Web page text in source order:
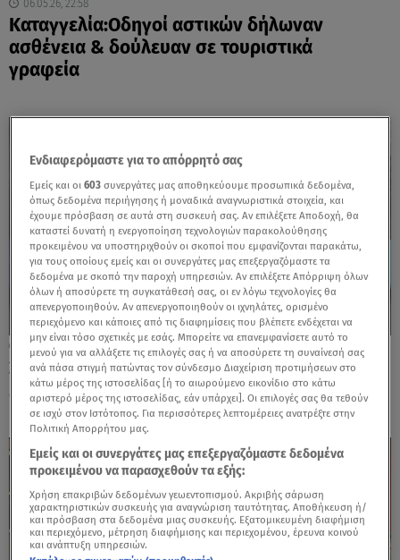
06.05.26, 22:58
Καταγγελία:Οδηγοί αστικών δήλωναν
ασθένεια & δούλευαν σε τουριστικά
γραφεία
27.10.25, 16:55
28η Οκτωβρίου: Πώς θα λειτουργήσουν τα
Μέσα Μαζικής Μεταφοράς
Ενδιαφερόμαστε για το απόρρητό σας
Εμείς και οι603 συνεργάτες μας αποθηκεύουμε προσωπικά δεδομένα,
όπως δεδομένα περιήγησης ή μοναδικά αναγνωριστικά στοιχεία, και
έχουμε πρόσβαση σε αυτά στη συσκευή σας. Αν επιλέξετε Αποδοχή, θα
καταστεί δυνατή η ενεργοποίηση τεχνολογιών παρακολούθησης
προκειμένου να υποστηριχθούν οι σκοποί που εμφανίζονται παρακάτω,
για τους οποίους εμείς και οι συνεργάτες μας επεξεργαζόμαστε τα
δεδομένα με σκοπό την παροχή υπηρεσιών. Αν επιλέξετε Απόρριψη όλων
όλων ή αποσύρετε τη συγκατάθεσή σας, οι εν λόγω τεχνολογίες θα
απενεργοποιηθούν. Αν απενεργοποιηθούν οι ιχνηλάτες, ορισμένο
περιεχόμενο και κάποιες από τις διαφημίσεις που βλέπετε ενδέχεται να
μην είναι τόσο σχετικές με εσάς. Μπορείτε να επανεμφανίσετε αυτό το
μενού για να αλλάξετε τις επιλογές σας ή να αποσύρετε τη συναίνεσή σας
ανά πάσα στιγμή πατώντας τον σύνδεσμο Διαχείριση προτιμήσεων στο
κάτω μέρος της ιστοσελίδας [ή το αιωρούμενο εικονίδιο στο κάτω
αριστερό μέρος της ιστοσελίδας, εάν υπάρχει]. Οι επιλογές σας θα τεθούν
σε ισχύ στον Ιστότοπος. Για περισσότερες λεπτομέρειες ανατρέξτε στην
Πολιτική Απορρήτου μας.
Εμείς και οι συνεργάτες μας επεξεργαζόμαστε δεδομένα
προκειμένου να παρασχεθούν τα εξής:
Χρήση επακριβών δεδομένων γεωεντοπισμού. Ακριβής σάρωση
χαρακτηριστικών συσκευής για αναγνώριση ταυτότητας. Αποθήκευση ή/
και πρόσβαση στα δεδομένα μιας συσκευής. Εξατομικευμένη διαφήμιση
και περιεχόμενο, μέτρηση διαφήμισης και περιεχομένου, έρευνα κοινού
και ανάπτυξη υπηρεσιών.